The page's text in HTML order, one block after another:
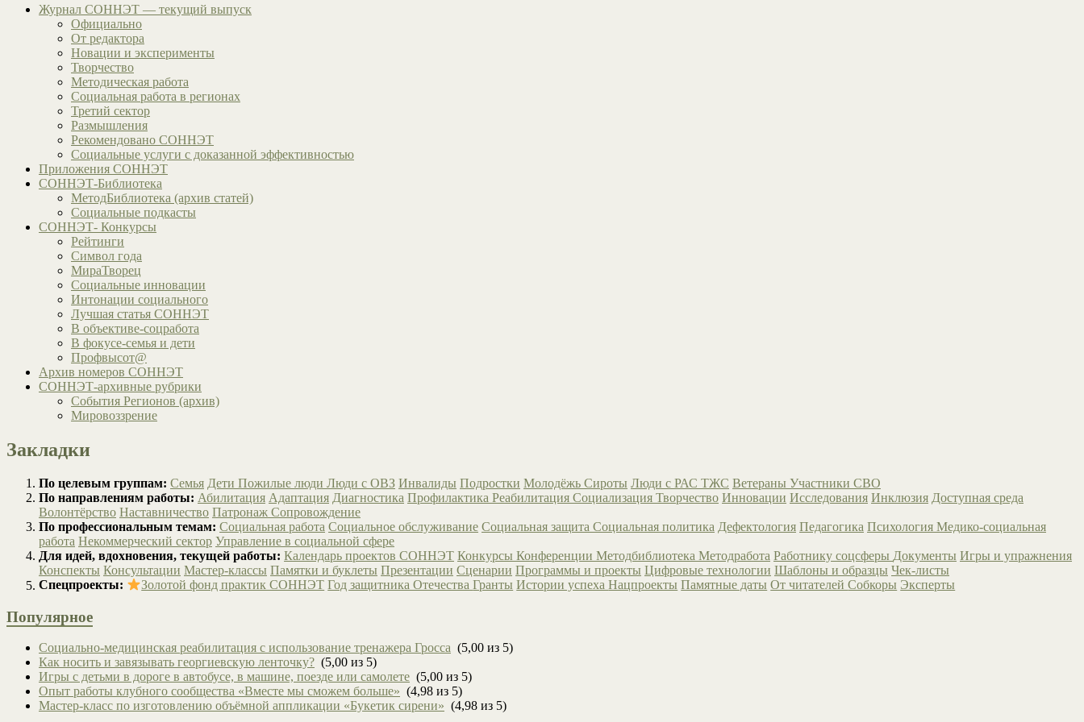
Журнал СОННЭТ — текущий выпуск
Официально
От редактора
Новации и эксперименты
Творчество
Методическая работа
Социальная работа в регионах
Третий сектор
Размышления
Рекомендовано СОННЭТ
Социальные услуги с доказанной эффективностью
Приложения СОННЭТ
СОННЭТ-Библиотека
МетодБиблиотека (архив статей)
Социальные подкасты
СОННЭТ- Конкурсы
Рейтинги
Символ года
МираТворец
Социальные инновации
Интонации социального
Лучшая статья СОННЭТ
В объективе-соцработа
В фокусе-семья и дети
Профвысот@
Архив номеров СОННЭТ
СОННЭТ-архивные рубрики
События Регионов (архив)
Мировоззрение
Закладки
По целевым группам: Семья Дети Пожилые люди Люди с ОВЗ Инвалиды Подростки Молодёжь Сироты Люди с РАС ТЖС Ветераны Участники СВО
По направлениям работы: Абилитация Адаптация Диагностика Профилактика Реабилитация Социализация Творчество Инновации Исследования Инклюзия Доступная среда
Волонтёрство Наставничество Патронаж Сопровождение
По профессиональным темам: Социальная работа Социальное обслуживание Социальная защита Социальная политика Дефектология Педагогика Психология Медико-социальная
работа Некоммерческий сектор Управление в социальной сфере
Для идей, вдохновения, текущей работы: Календарь проектов СОННЭТ Конкурсы Конференции Методбиблиотека Методработа Работнику соцсферы Документы Игры и упражнения
Конспекты Консультации Мастер-классы Памятки и буклеты Презентации Сценарии Программы и проекты Цифровые технологии Шаблоны и образцы Чек-листы
Спецпроекты:
Золотой фонд практик СОННЭТ Год защитника ОтечестваГранты Истории успехаНацпроекты Памятные даты От читателейСобкоры Эксперты
Популярное
Социально-медицинская реабилитация с использование тренажера Гросса (5,00 из 5)
Как носить и завязывать георгиевскую ленточку? (5,00 из 5)
Игры с детьми в дороге в автобусе, в машине, поезде или самолете (5,00 из 5)
Опыт работы клубного сообщества «Вместе мы сможем больше» (4,98 из 5)
Мастер-класс по изготовлению объёмной аппликации «Букетик сирени» (4,98 из 5)